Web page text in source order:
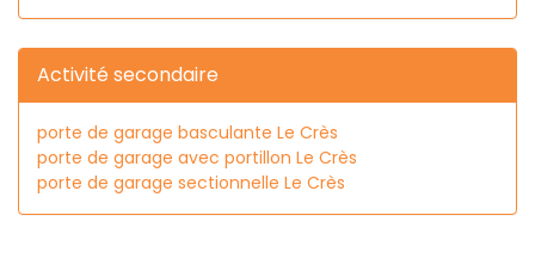
Activité secondaire
porte de garage basculante Le Crès
porte de garage avec portillon Le Crès
porte de garage sectionnelle Le Crès